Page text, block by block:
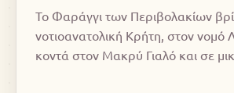
Το Φαράγγι των Περιβολακίων
νοτιοανατολική Κρήτη, στον νομό
κοντά στον Μακρύ Γιαλό και σε